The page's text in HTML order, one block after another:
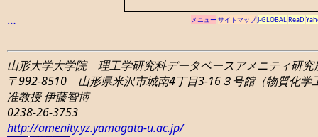
… メニューサイトマップJ-GLOBALReaD
山形大学大学院 理工学研究科データベースアメニティ研究
〒992-8510 山形県米沢市城南4丁目3-16３号館（物質化学
准教授 伊藤智博
0238-26-3753
http://amenity.yz.yamagata-u.ac.jp/